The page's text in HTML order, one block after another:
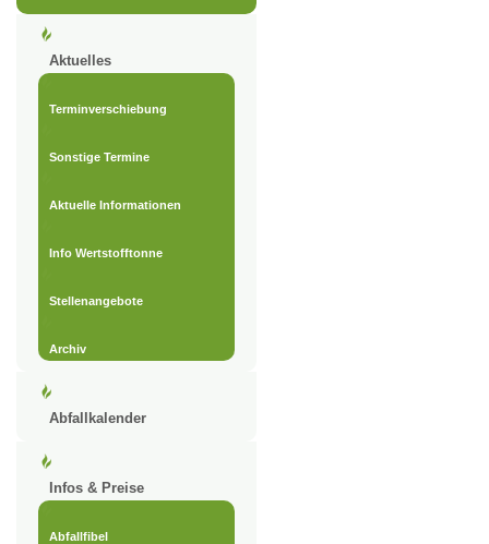
Aktuelles
Terminverschiebung
Sonstige Termine
Aktuelle Informationen
Info Wertstofftonne
Stellenangebote
Archiv
Abfallkalender
Infos & Preise
Abfallfibel